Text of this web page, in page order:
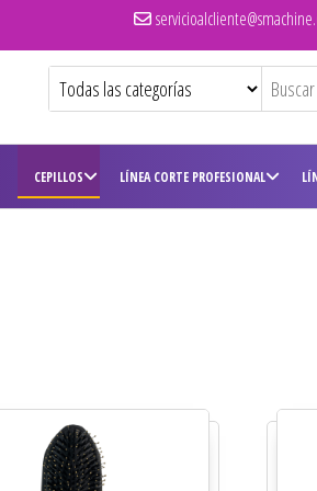
CEPILLOS LÍNEA CORTE PROFESIONAL